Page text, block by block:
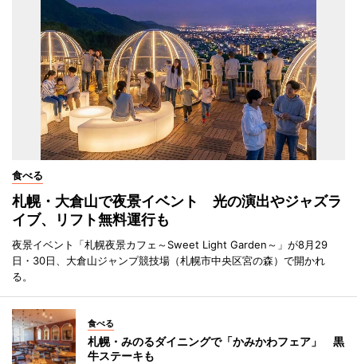
食べる
札幌・大倉山で夜景イベント 光の演出やジャズラ
イブ、リフト無料運行も
夜景イベント「札幌夜景カフェ～Sweet Light Garden～」が8月29
日・30日、大倉山ジャンプ競技場（札幌市中央区宮の森）で開かれ
る。
食べる
札幌・みのるダイニングで「かみかわフェア」 黒
牛ステーキも